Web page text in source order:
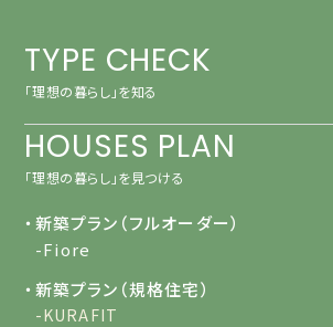
TYPE CHECK
「理想の暮らし」を知る
HOUSES PLAN
「理想の暮らし」を見つける
・新築プラン（フルオーダー）
-Fiore
・新築プラン（規格住宅）
-KURAFIT